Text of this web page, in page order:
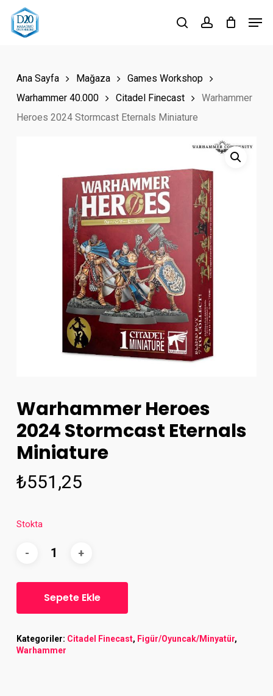
Skip
searchaccount
Ana Sayfa Mağaza
Games Workshop
Warhammer 40.000
Citadel Finecast
Warhammer
Heroes 2024 Stormcast Eternals Miniature
Warhammer Heroes
2024 Stormcast Eternals
Miniature
₺551,25
Stokta
Sepete Ekle
Kategoriler: Citadel Finecast, Figür/Oyuncak/Minyatür,
Warhammer